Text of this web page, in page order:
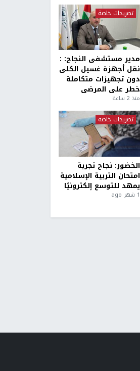
تصريحات خاصة
مدير مستشفى النجاح: :
نقل أجهزة غسيل الكلى
دون تجهيزات متكاملة
خطر على المرضى
منذ 2 ساعة
تصريحات خاصة
الخضور: نجاح تجربة
امتحان التربية الإسلامية
يمهد للتوسع إلكترونيًا
1 شهر ago